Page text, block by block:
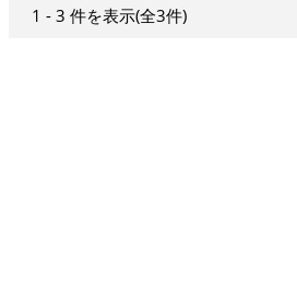
1 - 3 件を表示(全3件)